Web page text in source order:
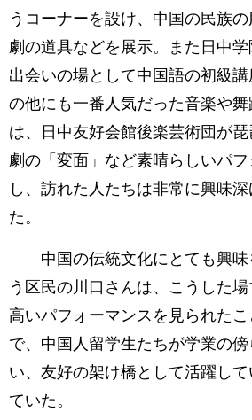
うコーナーを設け、中国の民族
劇の道具などを展示。また日中
出会いの場として中国語の初級
の他にも一番人気だった音楽や
は、日中友好会館後楽芸術団が琵
劇の「変面」など素晴らしいパ
し、訪れた人たちは非常に興味
た。
中国の伝統文化にとても興味
う区民の川口さんは、こうした
高いパフォーマンスを見られた
で、中国人留学生たちが学業の
い、友好の架け橋として活躍し
ていた。